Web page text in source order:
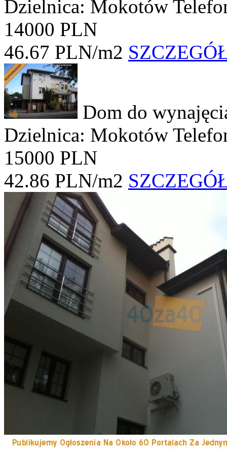
Dzielnica: Mokotów
14000 PLN
46.67 PLN/m2
Dom do
Dzielnica: Mokotów
15000 PLN
42.86 PLN/m2